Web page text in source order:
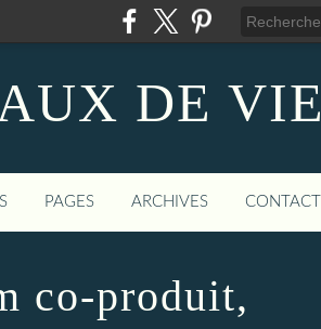
DE VIE
PAGES ARCHIVES CONTACT
co-produit,